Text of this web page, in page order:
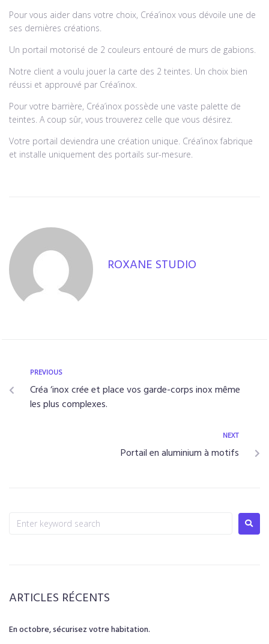
Pour vous aider dans votre choix, Créa’inox vous dévoile une de
ses dernières créations.
Un portail motorisé de 2 couleurs entouré de murs de gabions.
Notre client a voulu jouer la carte des 2 teintes. Un choix bien
réussi et approuvé par Créa’inox.
Pour votre barrière, Créa’inox possède une vaste palette de
teintes. A coup sûr, vous trouverez celle que vous désirez.
Votre portail deviendra une création unique. Créa’inox fabrique
et installe uniquement des portails sur-mesure.
ROXANE STUDIO
PREVIOUS
Créa ‘inox crée et place vos garde-corps inox même
les plus complexes.
NEXT
Portail en aluminium à motifs
ARTICLES RÉCENTS
En octobre, sécurisez votre habitation.